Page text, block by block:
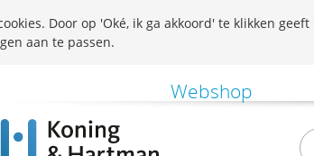
Door op 'Oké, ik ga akkoord' te klikken
aan te passen.